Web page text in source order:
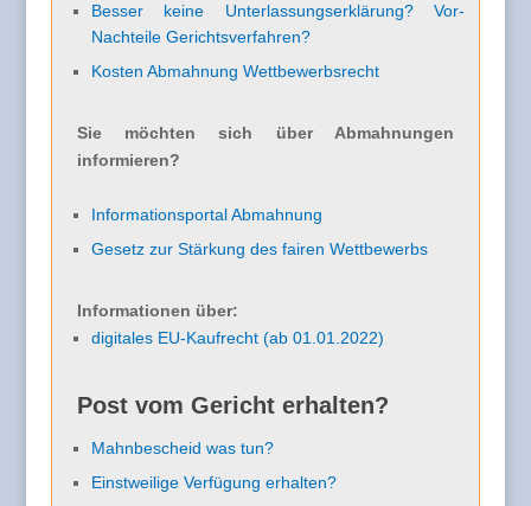
Besser keine Unterlassungserklärung? Vor-
Nachteile Gerichtsverfahren?
Kosten Abmahnung Wettbewerbsrecht
Sie möchten sich über Abmahnungen
informieren?
Informationsportal Abmahnung
Gesetz zur Stärkung des fairen Wettbewerbs
Informationen über:
digitales EU-Kaufrecht (ab 01.01.2022)
Post vom Gericht erhalten?
Mahnbescheid was tun?
Einstweilige Verfügung erhalten?